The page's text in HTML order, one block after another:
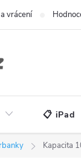
vrácení
📋 iPad
Kapacita